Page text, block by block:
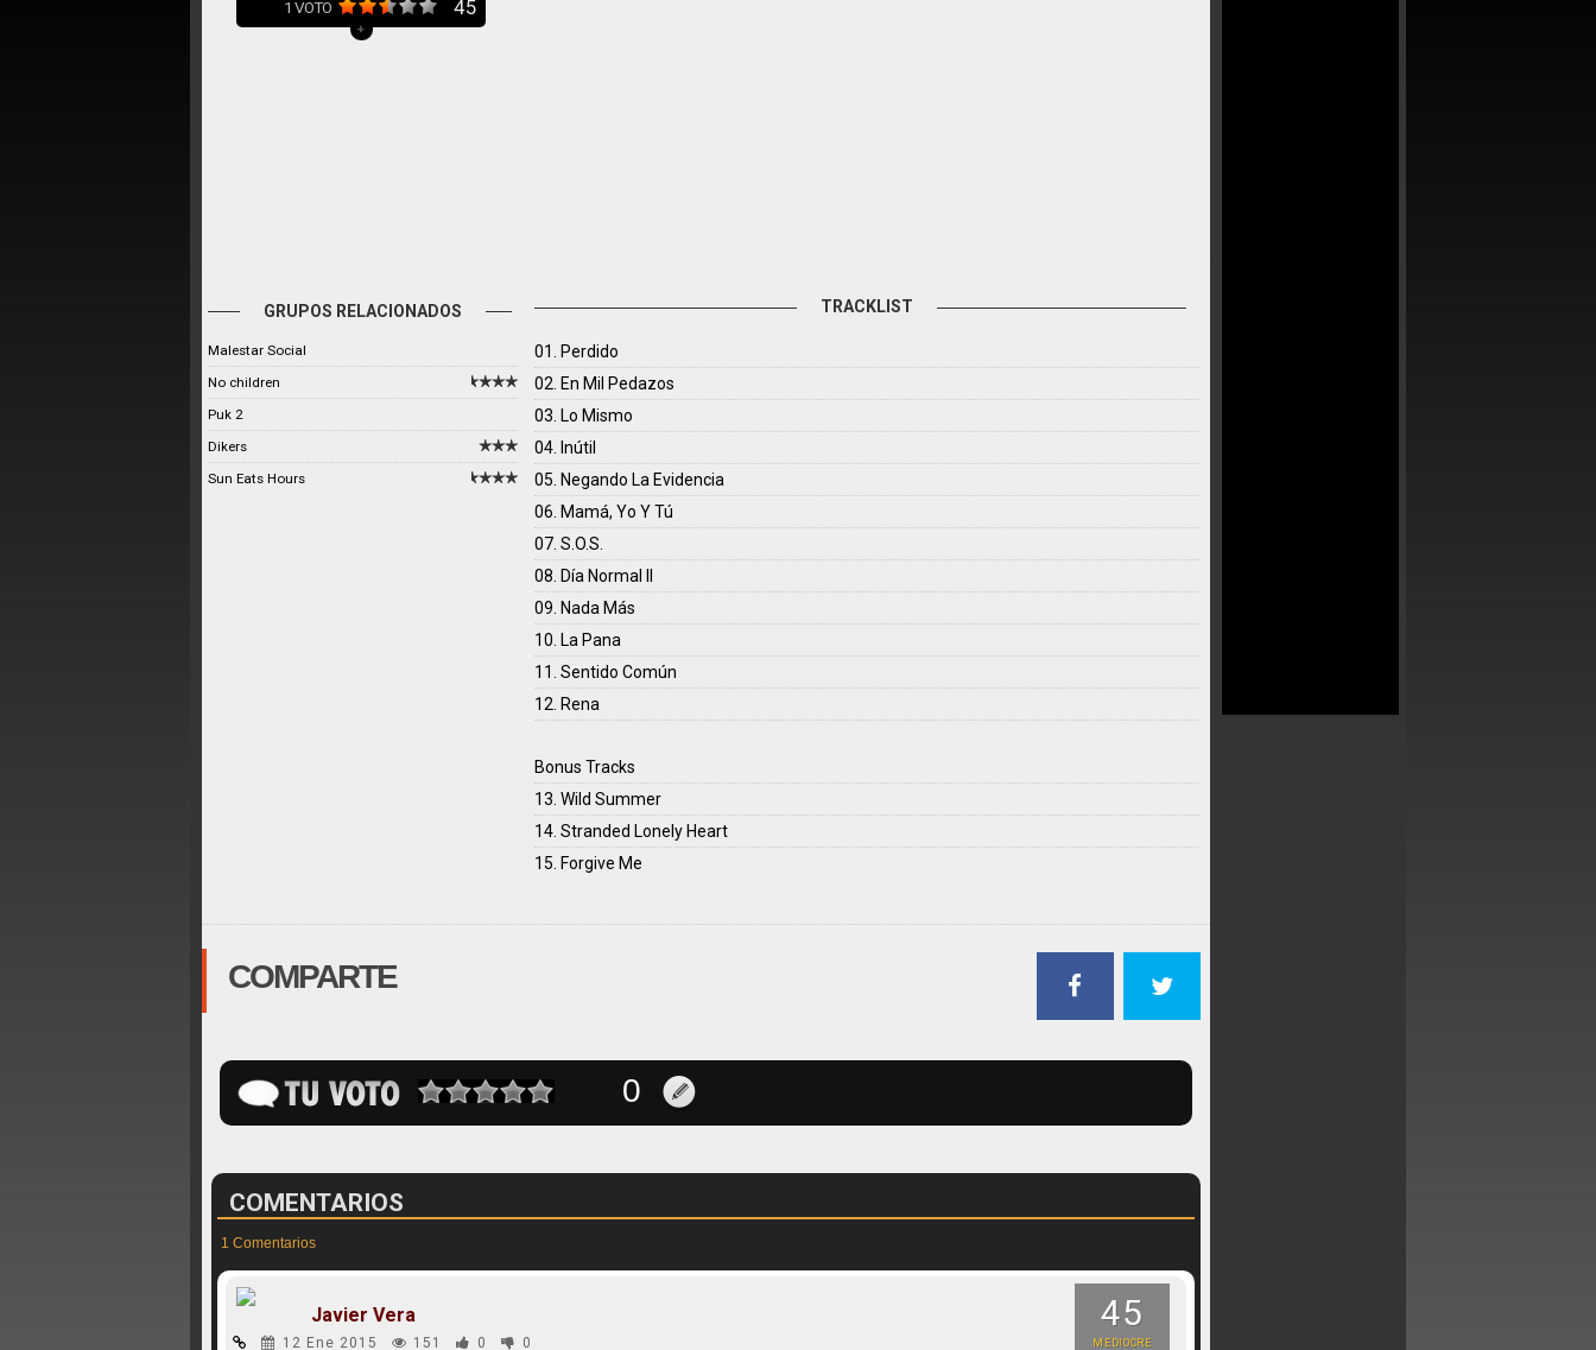
1 VOTO 45
+
GRUPOS RELACIONADOS
Malestar Social
No children
Puk 2
Dikers
Sun Eats Hours
TRACKLIST
01. Perdido
02. En Mil Pedazos
03. Lo Mismo
04. Inútil
05. Negando La Evidencia
06. Mamá, Yo Y Tú
07. S.O.S.
08. Día Normal II
09. Nada Más
10. La Pana
11. Sentido Común
12. Rena
Bonus Tracks
13. Wild Summer
14. Stranded Lonely Heart
15. Forgive Me
COMPARTE
COMENTARIOS
1 Comentarios
45
MEDIOCRE
Javier Vera
12 Ene 2015 151 0 0